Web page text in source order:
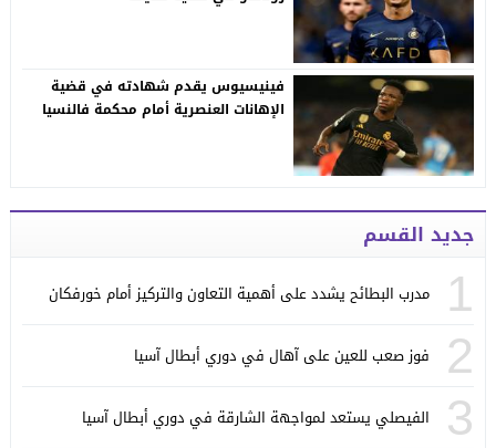
فينيسيوس يقدم شهادته في قضية
الإهانات العنصرية أمام محكمة فالنسيا
جديد القسم
1 مدرب البطائح يشدد على أهمية التعاون والتركيز أمام خورفكان
2 فوز صعب للعين على آهال في دوري أبطال آسيا
3 الفيصلي يستعد لمواجهة الشارقة في دوري أبطال آسيا